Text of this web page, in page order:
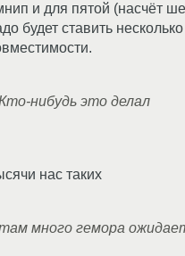
и для пятой (насчёт
будет ставить
нибудь это делал
нас таких
много гемора